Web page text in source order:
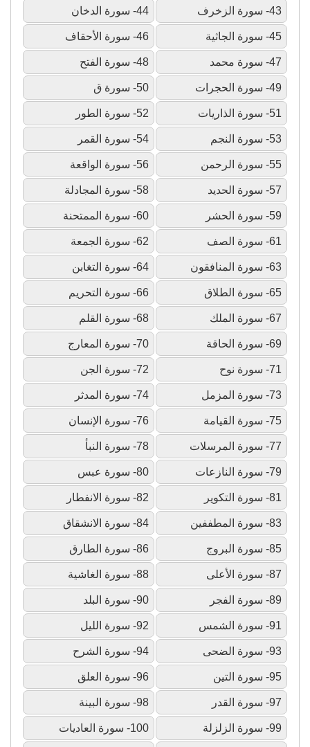
43- سورة الزخرف 44- سورة الدخان
45- سورة الجاثية 46- سورة الأحقاف
47- سورة محمد 48- سورة الفتح
49- سورة الحجرات 50- سورة ق
51- سورة الذاريات 52- سورة الطور
53- سورة النجم 54- سورة القمر
55- سورة الرحمن 56- سورة الواقعة
57- سورة الحديد 58- سورة المجادلة
59- سورة الحشر 60- سورة الممتحنة
61- سورة الصف 62- سورة الجمعة
63- سورة المنافقون 64- سورة التغابن
65- سورة الطلاق 66- سورة التحريم
67- سورة الملك 68- سورة القلم
69- سورة الحاقة 70- سورة المعارج
71- سورة نوح 72- سورة الجن
73- سورة المزمل 74- سورة المدثر
75- سورة القيامة 76- سورة الإنسان
77- سورة المرسلات 78- سورة النبأ
79- سورة النازعات 80- سورة عبس
81- سورة التكوير 82- سورة الانفطار
83- سورة المطففين 84- سورة الانشقاق
85- سورة البروج 86- سورة الطارق
87- سورة الأعلى 88- سورة الغاشية
89- سورة الفجر 90- سورة البلد
91- سورة الشمس 92- سورة الليل
93- سورة الضحى 94- سورة الشرح
95- سورة التين 96- سورة العلق
97- سورة القدر 98- سورة البينة
99- سورة الزلزلة 100- سورة العاديات